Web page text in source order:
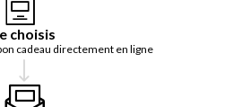
choisis
cadeau directement en ligne